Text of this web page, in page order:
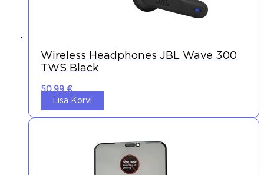
Wireless Headphones JBL Wave 300
TWS Black
50,99 €
Lisa Korvi